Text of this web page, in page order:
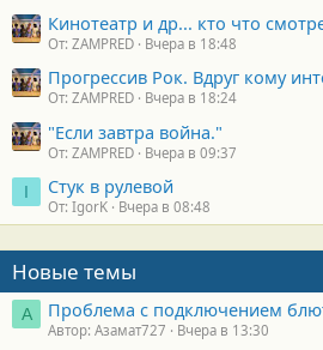
Кинотеатр и др... кто что
От: ZAMPRED Вчера в 18:48
Прогрессив Рок. Вдруг кому
От: ZAMPRED Вчера в 18:24
"Если завтра война."
От: ZAMPRED Вчера в 09:37
I Стук в рулевой
От: IgorK Вчера в 08:48
Новые темы
А Проблема с подключением
Автор: Азамат727 Вчера в 13:30